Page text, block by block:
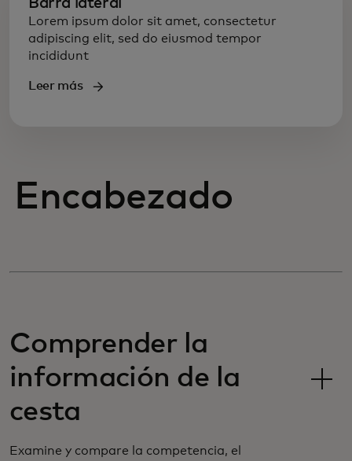
Barra lateral
Lorem ipsum dolor sit amet, consectetur
adipiscing elit, sed do eiusmod tempor
incididunt
Leer más
Encabezado
Comprender la
información de la
cesta
Examine y compare la competencia, el